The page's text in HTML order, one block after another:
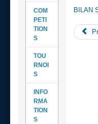
COM
PETI
TION
S
TOU
RNOI
S
INFO
RMA
TION
S
BILAN